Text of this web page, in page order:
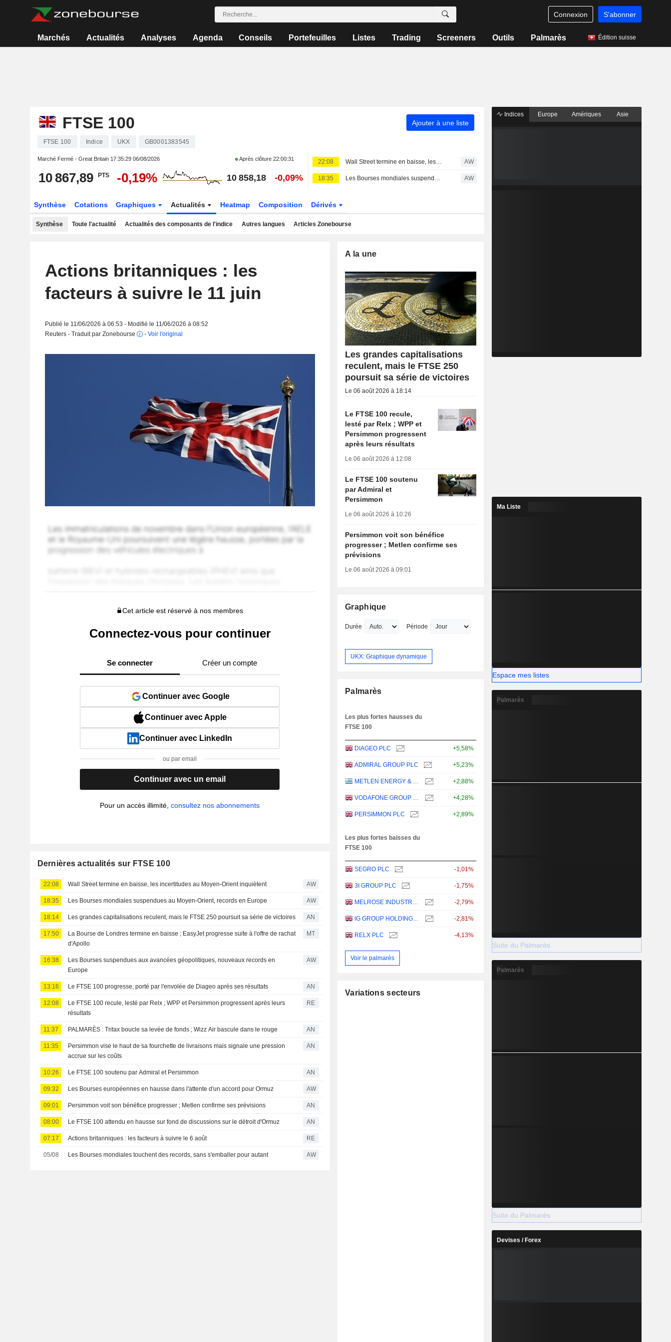
Connexion S'abonner
Marchés Actualités Analyses Agenda Conseils Portefeuilles Listes Trading Screeners Outils Palmarès Édition suisse
FTSE 100 Ajouter à une liste
FTSE 100 Indice UKX GB0001383545
Marché Fermé - Great Britain 17:35:29 06/08/2026 Après clôture22:00:31
10 867,89 PTS -0,19% 10 858,18 -0,09%
22:08 Wall Street termine en baisse, les incertitudes au Moyen-Orient inquiètent AW
18:35 Les Bourses mondiales suspendues au Moyen-Orient, records en Europe AW
Synthèse Cotations Graphiques Actualités Heatmap Composition Dérivés
Synthèse Toute l'actualité Actualités des composants de l'indice Autres langues Articles Zonebourse
Actions britanniques : les
facteurs à suivre le 11 juin
Publié le 11/06/2026 à 06:53 - Modifié le 11/06/2026 à 08:52
Reuters - Traduit par Zonebourse
- Voir l'original
Cet article est réservé à nos membres
Connectez-vous pour continuer
Se connecter Créer un compte
Continuer avec Google
Continuer avec Apple
Continuer avec LinkedIn
ou par email
Continuer avec un email
Pour un accès illimité,consultez nos abonnements
Dernières actualités sur FTSE 100
22:08 Wall Street termine en baisse, les incertitudes au Moyen-Orient inquiètent AW
18:35 Les Bourses mondiales suspendues au Moyen-Orient, records en Europe AW
18:14 Les grandes capitalisations reculent, mais le FTSE 250 poursuit sa série de victoires AN
17:50
La Bourse de Londres termine en baisse ; EasyJet progresse suite à l'offre de rachat
d'Apollo
MT
16:38
Les Bourses suspendues aux avancées géopolitiques, nouveaux records en
Europe
AW
13:16 Le FTSE 100 progresse, porté par l'envolée de Diageo après ses résultats AN
12:08
Le FTSE 100 recule, lesté par Relx ; WPP et Persimmon progressent après leurs
résultats
RE
11:37 PALMARÈS : Tritax boucle sa levée de fonds ; Wizz Air bascule dans le rouge AN
11:35
Persimmon vise le haut de sa fourchette de livraisons mais signale une pression
accrue sur les coûts
AN
10:26 Le FTSE 100 soutenu par Admiral et Persimmon AN
09:32 Les Bourses européennes en hausse dans l'attente d'un accord pour Ormuz AW
09:01 Persimmon voit son bénéfice progresser ; Metlen confirme ses prévisions AN
08:00 Le FTSE 100 attendu en hausse sur fond de discussions sur le détroit d'Ormuz AN
07:17 Actions britanniques : les facteurs à suivre le 6 août RE
05/08 Les Bourses mondiales touchent des records, sans s'emballer pour autant AW
A la une
Les grandes capitalisations
reculent, mais le FTSE 250
poursuit sa série de victoires
Le 06 août 2026 à 18:14
Le FTSE 100 recule,
lesté par Relx ; WPP et
Persimmon progressent
après leurs résultats
Le 06 août 2026 à 12:08
Le FTSE 100 soutenu
par Admiral et
Persimmon
Le 06 août 2026 à 10:26
Persimmon voit son bénéfice
progresser ; Metlen confirme ses
prévisions
Le 06 août 2026 à 09:01
Graphique
Durée Période
UKX: Graphique dynamique
Palmarès
Les plus fortes hausses du
FTSE 100
DIAGEO PLC +5,58%
ADMIRAL GROUP PLC +5,23%
METLEN ENERGY & METALS PLC +2,88%
VODAFONE GROUP PLC +4,28%
PERSIMMON PLC +2,89%
Les plus fortes baisses du
FTSE 100
SEGRO PLC -1,01%
3I GROUP PLC -1,75%
MELROSE INDUSTRIES PLC -2,79%
IG GROUP HOLDINGS PLC -2,81%
RELX PLC -4,13%
Voir le palmarès
Variations secteurs
Indices Europe Amériques Asie
Ma Liste
Espace mes listes
Palmarès
Suite du Palmarès
Palmarès
Suite du Palmarès
Devises / Forex